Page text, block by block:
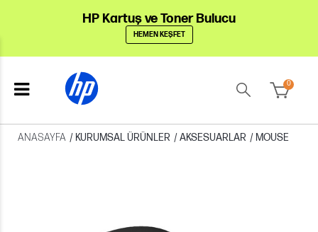
HP Kartuş ve Toner Bulucu
HEMEN KEŞFET
0
ANASAYFA / KURUMSAL ÜRÜNLER /AKSESUARLAR / MOUSE